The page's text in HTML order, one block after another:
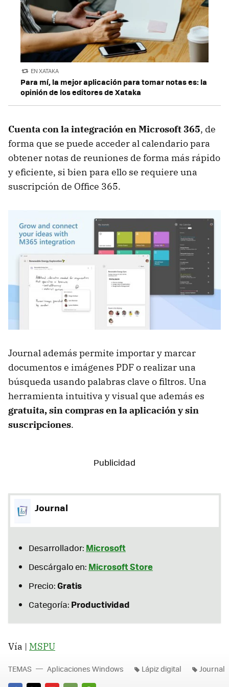
EN XATAKA
Para mí, la mejor aplicación para tomar notas es: la
opinión de los editores de Xataka
Cuenta con la integración en Microsoft 365, de
forma que se puede acceder al calendario para
obtener notas de reuniones de forma más rápido
y eficiente, si bien para ello se requiere una
suscripción de Office 365.
Journal además permite importar y marcar
documentos e imágenes PDF o realizar una
búsqueda usando palabras clave o filtros. Una
herramienta intuitiva y visual que además es
gratuita, sin compras en la aplicación y sin
suscripciones.
Journal
Desarrollador: Microsoft
Descárgalo en: Microsoft Store
Precio:Gratis
Categoría: Productividad
Vía | MSPU
TEMAS Aplicaciones Windows Lápiz digital Journal